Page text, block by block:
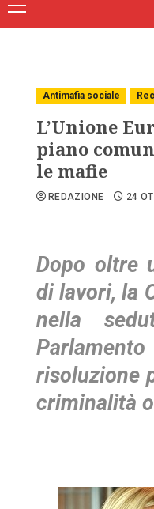
Antimafia sociale
L’Unione
piano
le mafie
REDAZIONE 24
Dopo oltre
di lavori, la
nella
risoluzione
criminalità